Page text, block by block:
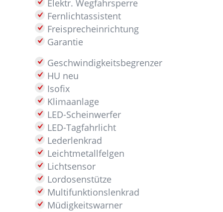
Elektr. Wegfahrsperre
Fernlichtassistent
Freisprecheinrichtung
Garantie
Geschwindigkeitsbegrenzer
HU neu
Isofix
Klimaanlage
LED-Scheinwerfer
LED-Tagfahrlicht
Lederlenkrad
Leichtmetallfelgen
Lichtsensor
Lordosenstütze
Multifunktionslenkrad
Müdigkeitswarner